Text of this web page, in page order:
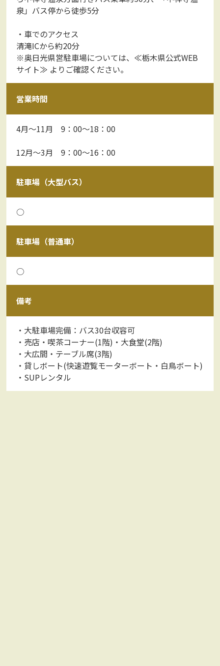
泉」バス停から徒歩5分
・車でのアクセス
清滝ICから約20分
※奥日光県営駐車場については、 ≪栃木県公式WEB
サイト≫ よりご確認ください。
営業時間
4月～11月 9：00～18：00
12月～3月 9：00～16：00
駐車場（大型バス）
○
駐車場（普通車）
○
備考
・大駐車場完備：バス30台収容可
・売店・喫茶コーナー(1階)・大食堂(2階)
・大広間・テーブル席(3階)
・貸しボート(快速遊覧モーターボート・白鳥ボート)
・SUPレンタル